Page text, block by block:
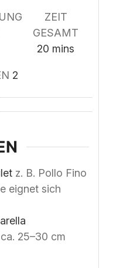
ZEIT
GESAMT
20 minutes
mins
2
z. B. Pollo Fino
eignet sich
ca. 25–30 cm